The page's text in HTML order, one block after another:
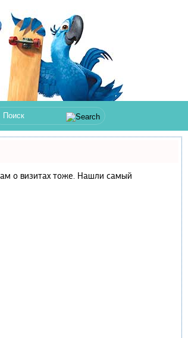
о визитах тоже. Нашли самый